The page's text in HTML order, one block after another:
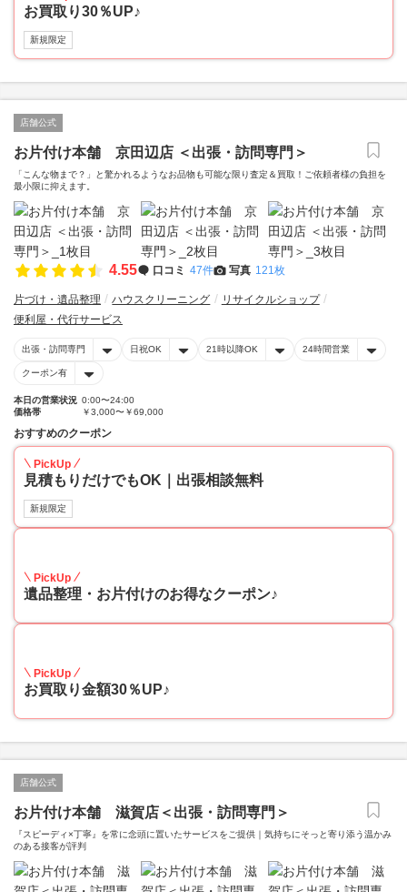
お買取り30％UP♪
新規限定
店舗公式
お片付け本舗 京田辺店 ＜出張・訪問専門＞
「こんな物まで？」と驚かれるようなお品物も可能な限り査定＆買取！ご依頼者様の負担を
最小限に抑えます。
4.55 口コミ 47件 写真 121枚
片づけ・遺品整理 ハウスクリーニング
リサイクルショップ
便利屋・代行サービス
出張・訪問専門 日祝OK 21時以降OK 24時間営業
クーポン有
本日の営業状況 0:00〜24:00
価格帯
￥3,000〜￥69,000
おすすめのクーポン
PickUp
見積もりだけでもOK｜出張相談無料
新規限定
PickUp
遺品整理・お片付けのお得なクーポン♪
PickUp
お買取り金額30％UP♪
店舗公式
お片付け本舗 滋賀店＜出張・訪問専門＞
『スピーディ×丁寧』を常に念頭に置いたサービスをご提供｜気持ちにそっと寄り添う温かみ
のある接客が評判